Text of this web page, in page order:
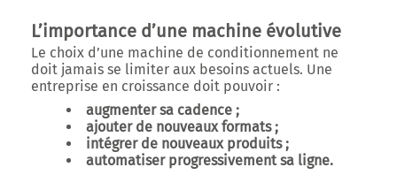
L’importance d’une machine évolutive
Le choix d’une machine de conditionnement ne
doit jamais se limiter aux besoins actuels. Une
entreprise en croissance doit pouvoir :
augmenter sa cadence ;
ajouter de nouveaux formats ;
intégrer de nouveaux produits ;
automatiser progressivement sa ligne.